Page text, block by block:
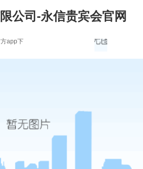
公司-永信贵宾会官网
app下